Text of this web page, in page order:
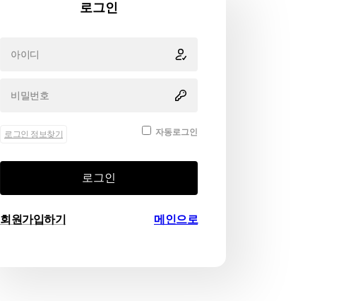
로그인
로그인 정보찾기 자동로그인
로그인
회원가입하기 메인으로